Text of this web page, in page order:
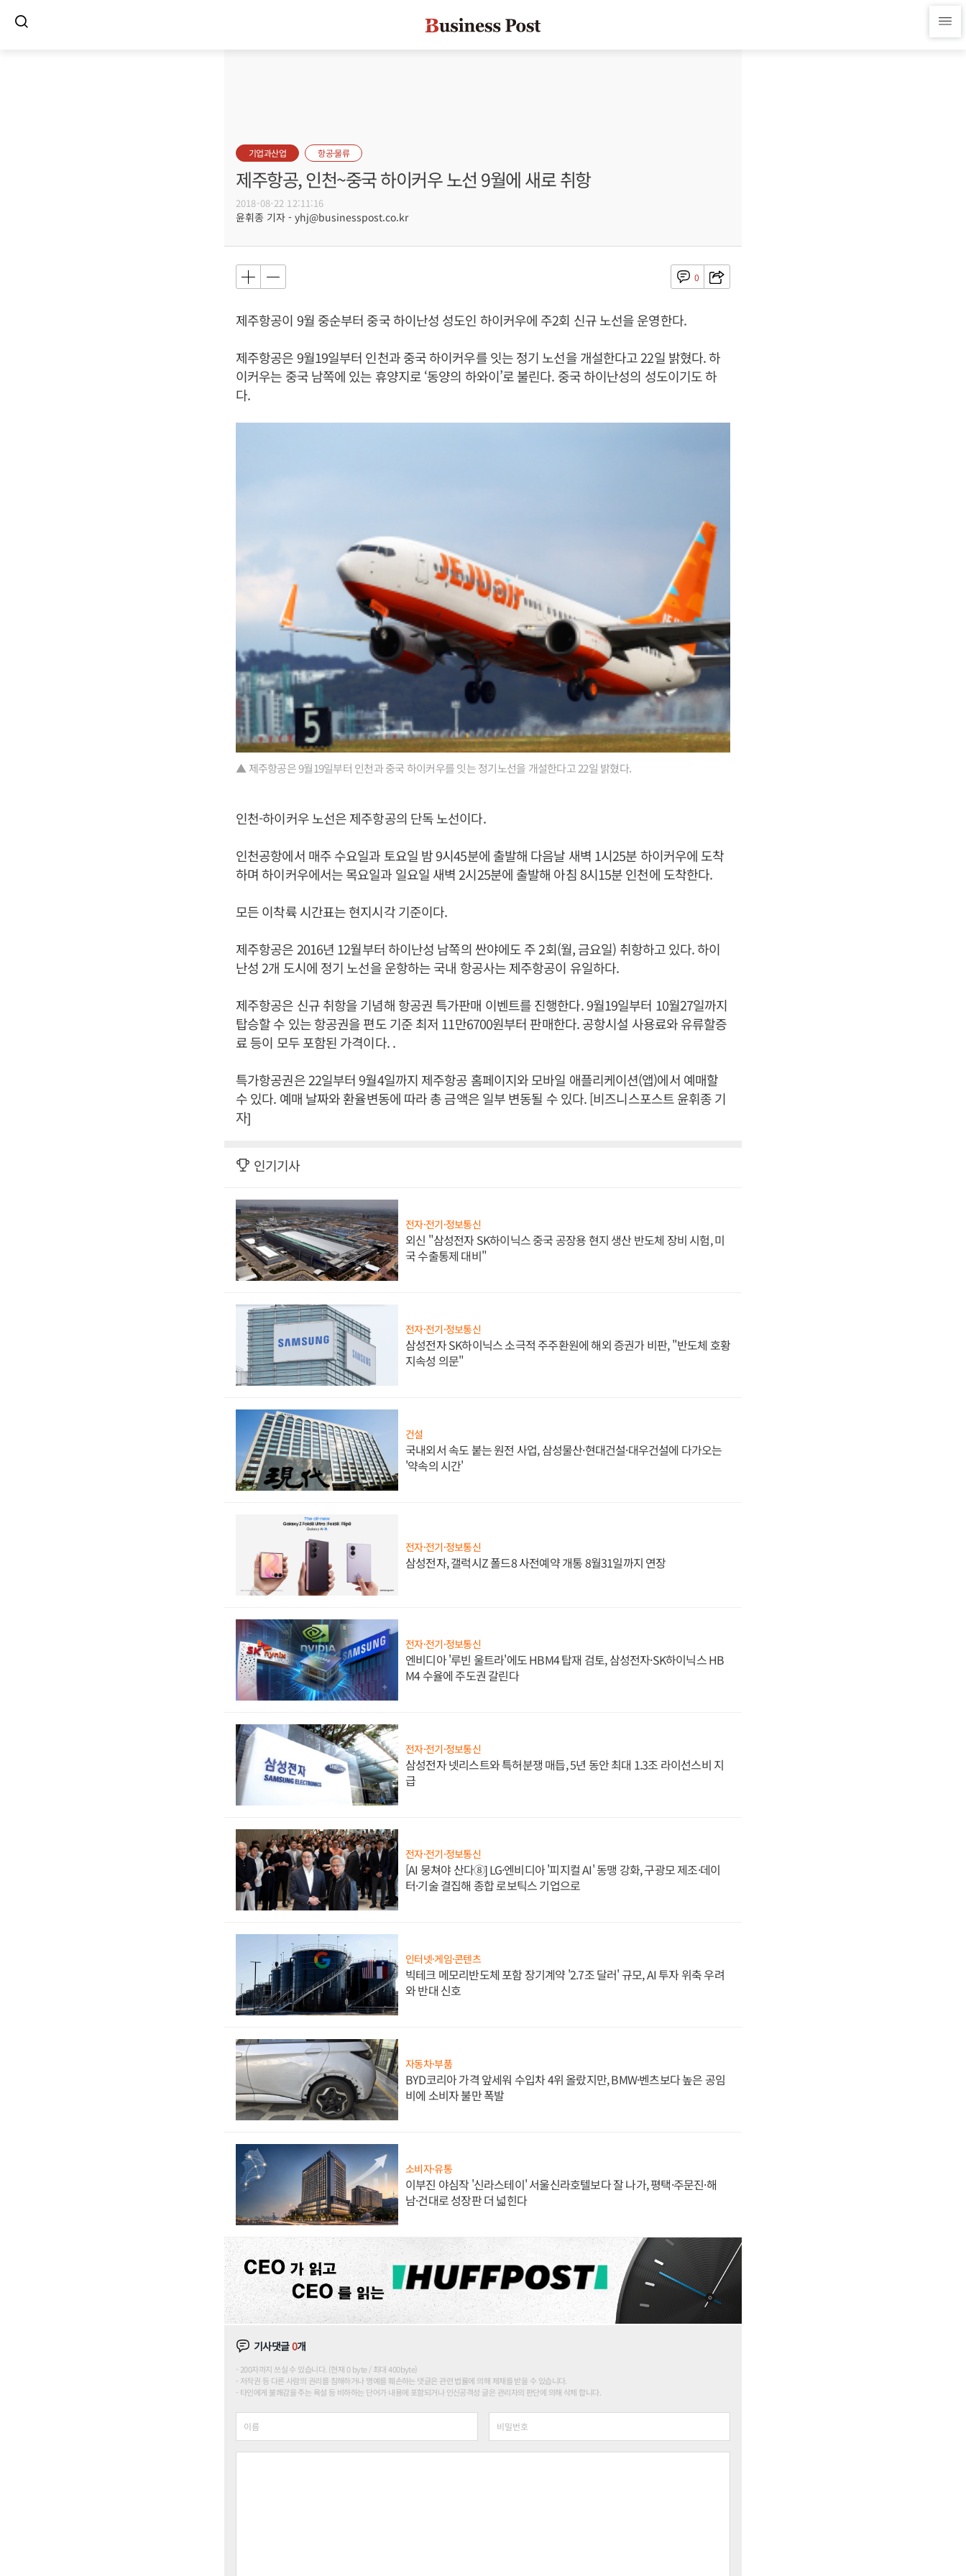
기업과산업 항공·물류
제주항공, 인천~중국 하이커우 노선 9월에 새로 취항
2018-08-22 12:11:16
윤휘종 기자 - yhj@businesspost.co.kr
0
제주항공이 9월 중순부터 중국 하이난성 성도인 하이커우에 주2회 신규 노선을 운영한다.
제주항공은 9월19일부터 인천과 중국 하이커우를 잇는 정기 노선을 개설한다고 22일 밝혔다. 하
이커우는 중국 남쪽에 있는 휴양지로 ‘동양의 하와이’로 불린다. 중국 하이난성의 성도이기도 하
다.
▲ 제주항공은 9월19일부터 인천과 중국 하이커우를 잇는 정기노선을 개설한다고 22일 밝혔다.
인천-하이커우 노선은 제주항공의 단독 노선이다.
인천공항에서 매주 수요일과 토요일 밤 9시45분에 출발해 다음날 새벽 1시25분 하이커우에 도착
하며 하이커우에서는 목요일과 일요일 새벽 2시25분에 출발해 아침 8시15분 인천에 도착한다.
모든 이착륙 시간표는 현지시각 기준이다.
제주항공은 2016년 12월부터 하이난성 남쪽의 싼야에도 주 2회(월, 금요일) 취항하고 있다. 하이
난성 2개 도시에 정기 노선을 운항하는 국내 항공사는 제주항공이 유일하다.
제주항공은 신규 취항을 기념해 항공권 특가판매 이벤트를 진행한다. 9월19일부터 10월27일까지
탑승할 수 있는 항공권을 편도 기준 최저 11만6700원부터 판매한다. 공항시설 사용료와 유류할증
료 등이 모두 포함된 가격이다. .
특가항공권은 22일부터 9월4일까지 제주항공 홈페이지와 모바일 애플리케이션(앱)에서 예매할
수 있다. 예매 날짜와 환율변동에 따라 총 금액은 일부 변동될 수 있다. [비즈니스포스트 윤휘종 기
자]
인기기사
전자·전기·정보통신
외신 "삼성전자 SK하이닉스 중국 공장용 현지 생산 반도체 장비 시험, 미
국 수출통제 대비"
전자·전기·정보통신
삼성전자 SK하이닉스 소극적 주주환원에 해외 증권가 비판, "반도체 호황
지속성 의문"
건설
국내외서 속도 붙는 원전 사업, 삼성물산·현대건설·대우건설에 다가오는
'약속의 시간'
전자·전기·정보통신
삼성전자, 갤럭시Z 폴드8 사전예약 개통 8월31일까지 연장
전자·전기·정보통신
엔비디아 '루빈 울트라'에도 HBM4 탑재 검토, 삼성전자·SK하이닉스 HB
M4 수율에 주도권 갈린다
전자·전기·정보통신
삼성전자 넷리스트와 특허분쟁 매듭, 5년 동안 최대 1.3조 라이선스비 지
급
전자·전기·정보통신
[AI 뭉쳐야 산다⑧] LG·엔비디아 '피지컬 AI' 동맹 강화, 구광모 제조·데이
터·기술 결집해 종합 로보틱스 기업으로
인터넷·게임·콘텐츠
빅테크 메모리반도체 포함 장기계약 '2.7조 달러' 규모, AI 투자 위축 우려
와 반대 신호
자동차·부품
BYD코리아 가격 앞세워 수입차 4위 올랐지만, BMW·벤츠보다 높은 공임
비에 소비자 불만 폭발
소비자·유통
이부진 야심작 '신라스테이' 서울신라호텔보다 잘 나가, 평택·주문진·해
남·건대로 성장판 더 넓힌다
기사댓글0개
200자까지 쓰실 수 있습니다. (현재 0 byte / 최대 400byte)
저작권 등 다른 사람의 권리를 침해하거나 명예를 훼손하는 댓글은 관련 법률에 의해 제재를 받을 수 있습니다.
타인에게 불쾌감을 주는 욕설 등 비하하는 단어가 내용에 포함되거나 인신공격성 글은 관리자의 판단에 의해 삭제 합니다.